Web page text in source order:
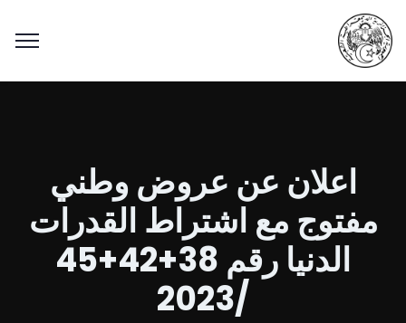
اعلان عن عروض وطني
مفتوج مع اشتراط القدرات
الدنيا رقم 38+42+45
/2023